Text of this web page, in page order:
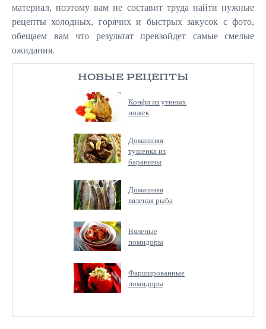
НОВЫЕ РЕЦЕПТЫ
Конфи из утиных
ножек
Домашняя
тушенка из
баранины
Домашняя
вяленая рыба
Вяленые
помидоры
Фаршированные
помидоры
материал, поэтому вам не составит труда найти нужные
рецепты холодных, горячих и быстрых закусок с фото,
обещаем вам что результат превзойдет самые смелые
ожидания.